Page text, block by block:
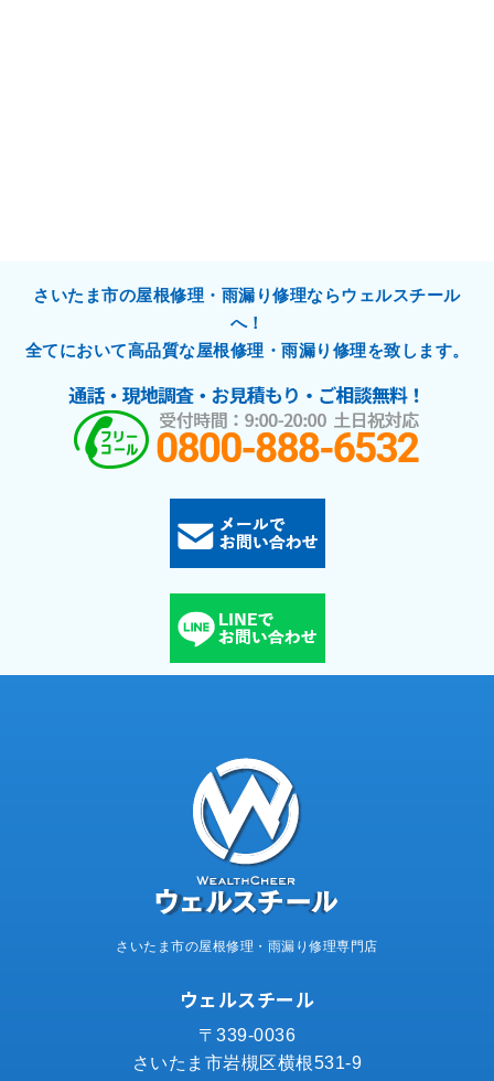
さいたま市の屋根修理・雨漏り修理ならウェルスチール
へ！
全てにおいて高品質な屋根修理・雨漏り修理を致します。
さいたま市の屋根修理・雨漏り修理専門店
ウェルスチール
〒339-0036
さいたま市岩槻区横根531-9